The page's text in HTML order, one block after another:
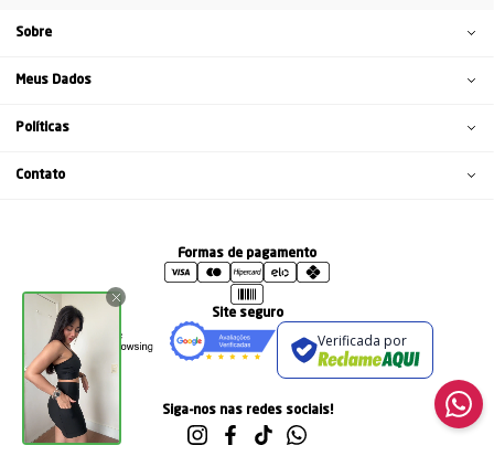
Sobre
Meus Dados
Políticas
Contato
Formas de pagamento
Site seguro
Verificada por
Siga-nos nas redes sociais!